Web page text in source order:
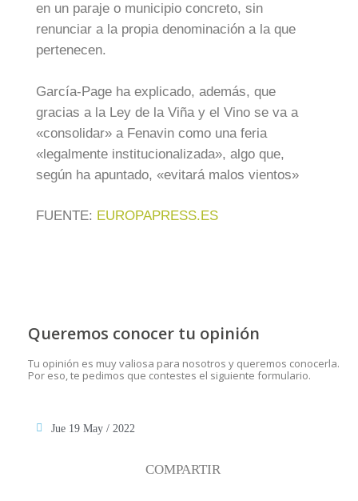
en un paraje o municipio concreto, sin
renunciar a la propia denominación a la que
pertenecen.
García-Page ha explicado, además, que
gracias a la Ley de la Viña y el Vino se va a
«consolidar» a Fenavin como una feria
«legalmente institucionalizada», algo que,
según ha apuntado, «evitará malos vientos»
FUENTE: EUROPAPRESS.ES
Queremos conocer tu opinión
Tu opinión es muy valiosa para nosotros y queremos conocerla.
Por eso, te pedimos que contestes el siguiente formulario.
Jue 19 May / 2022
COMPARTIR